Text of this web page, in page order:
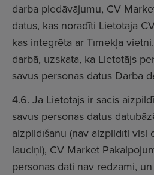
darba piedāvājumu, CV
datus, kas norādīti Lietotāja
kas integrēta ar Tīmekļa
darbā, uzskata, ka Lietotājs
savus personas datus Darba
4.6. Ja Lietotājs ir sācis
savus personas datus
aizpildīšanu (nav aizpildīti visi
lauciņi), CV Market
personas dati nav redzami,